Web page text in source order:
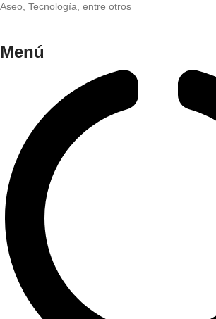
Aseo, Tecnología, entre otros
Menú